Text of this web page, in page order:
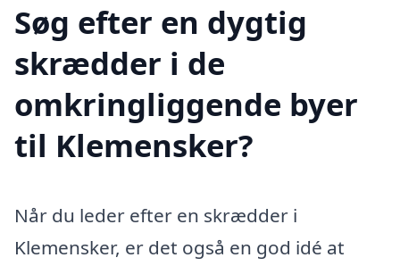
Søg efter en dygtig
skrædder i de
omkringliggende byer
til Klemensker?
Når du leder efter en skrædder i
Klemensker, er det også en god idé at